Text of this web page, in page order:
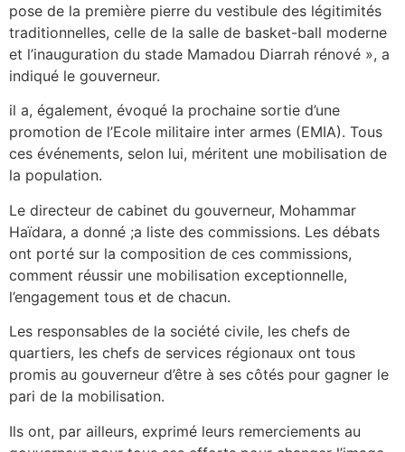
pose de la première pierre du vestibule des légitimités
traditionnelles, celle de la salle de basket-ball moderne
et l’inauguration du stade Mamadou Diarrah rénové », a
indiqué le gouverneur.
il a, également, évoqué la prochaine sortie d’une
promotion de l’Ecole militaire inter armes (EMIA). Tous
ces événements, selon lui, méritent une mobilisation de
la population.
Le directeur de cabinet du gouverneur, Mohammar
Haïdara, a donné ;a liste des commissions. Les débats
ont porté sur la composition de ces commissions,
comment réussir une mobilisation exceptionnelle,
l’engagement tous et de chacun.
Les responsables de la société civile, les chefs de
quartiers, les chefs de services régionaux ont tous
promis au gouverneur d’être à ses côtés pour gagner le
pari de la mobilisation.
Ils ont, par ailleurs, exprimé leurs remerciements au